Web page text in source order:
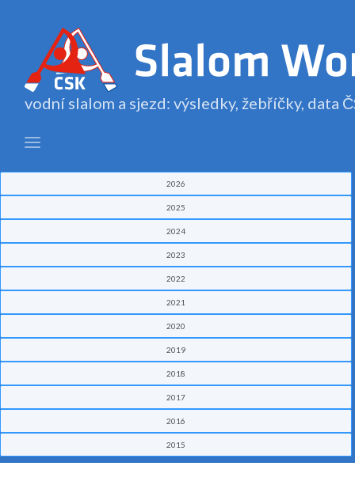
vodní slalom a sjezd: výsledky, žebříčky, data
2026
2025
2024
2023
2022
2021
2020
2019
2018
2017
2016
2015